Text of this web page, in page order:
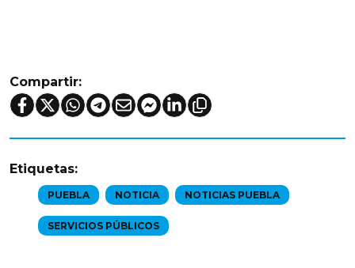
Compartir:
Etiquetas:
PUEBLA NOTICIA NOTICIAS PUEBLA
SERVICIOS PÚBLICOS